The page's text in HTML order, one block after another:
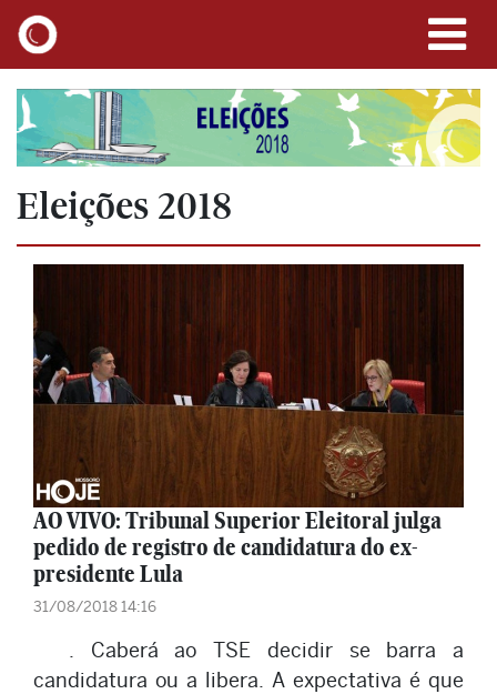
Eleições 2018
AO VIVO: Tribunal Superior Eleitoral julga
pedido de registro de candidatura do ex-
presidente Lula
31/08/2018 14:16
. Caberá ao TSE decidir se barra a
candidatura ou a libera. A expectativa é que